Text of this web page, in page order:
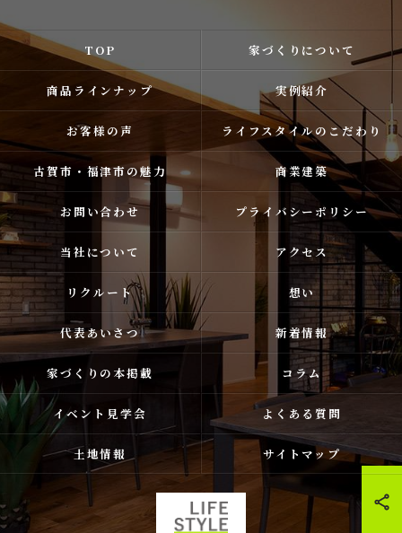
TOP 家づくりについて
商品ラインナップ 実例紹介
お客様の声 ライフスタイルのこだわり
古賀市・福津市の魅力 商業建築
お問い合わせ プライバシーポリシー
当社について アクセス
リクルート 想い
代表あいさつ 新着情報
家づくりの本掲載 コラム
イベント見学会 よくある質問
土地情報 サイトマップ